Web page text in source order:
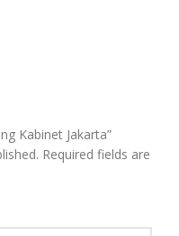
Kabinet Jakarta”
Required fields are